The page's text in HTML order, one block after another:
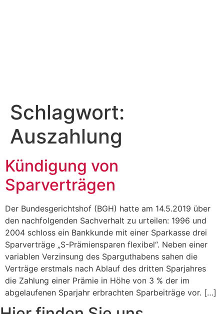
Schlagwort:
Auszahlung
Kündigung von
Sparverträgen
Der Bundesgerichtshof (BGH) hatte am 14.5.2019 über
den nachfolgenden Sachverhalt zu urteilen: 1996 und
2004 schloss ein Bankkunde mit einer Sparkasse drei
Sparverträge „S-Prämiensparen flexibel“. Neben einer
variablen Verzinsung des Sparguthabens sahen die
Verträge erstmals nach Ablauf des dritten Sparjahres
die Zahlung einer Prämie in Höhe von 3 % der im
abgelaufenen Sparjahr erbrachten Sparbeiträge vor. […]